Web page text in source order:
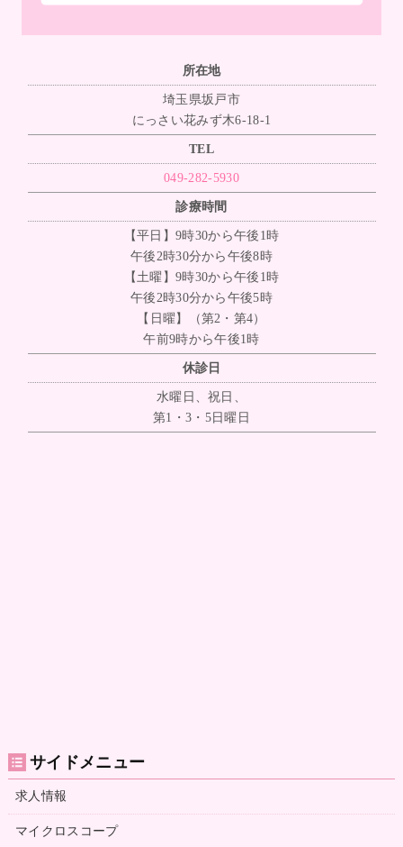
所在地
埼玉県坂戸市
にっさい花みず木6-18-1
TEL
049-282-5930
診療時間
【平日】9時30から午後1時
午後2時30分から午後8時
【土曜】9時30から午後1時
午後2時30分から午後5時
【日曜】（第2・第4）
午前9時から午後1時
休診日
水曜日、祝日、
第1・3・5日曜日
サイドメニュー
求人情報
マイクロスコープ